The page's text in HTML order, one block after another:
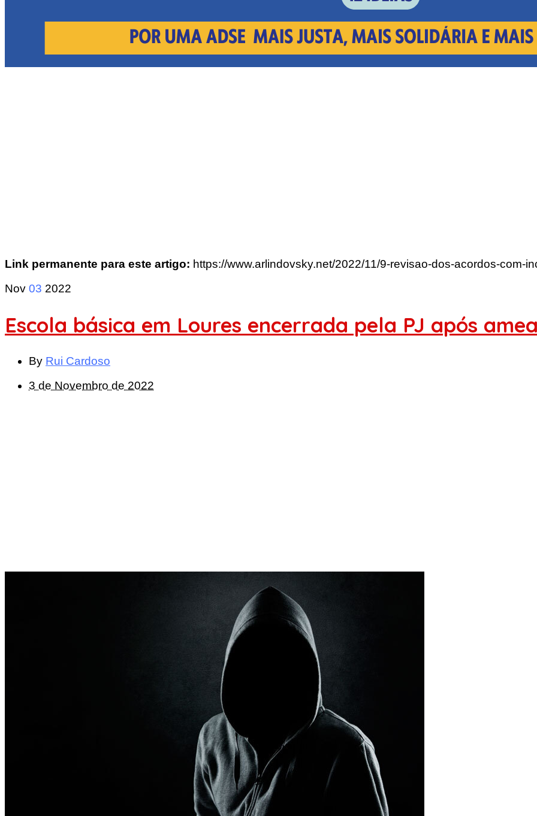
Link permanente para este artigo: https://www.arlindovsky.net/2022/11/9-revisao-dos-acordos-com-
Nov 03 2022
Escola básica em Loures encerrada pela PJ após
By Rui Cardoso
3 de Novembro de 2022